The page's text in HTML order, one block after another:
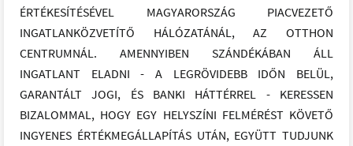
ÉRTÉKESÍTÉSÉVEL MAGYARORSZÁG PIACVEZETŐ
INGATLANKÖZVETÍTŐ HÁLÓZATÁNÁL, AZ OTTHON
CENTRUMNÁL. AMENNYIBEN SZÁNDÉKÁBAN ÁLL
INGATLANT ELADNI - A LEGRÖVIDEBB IDŐN BELÜL,
GARANTÁLT JOGI, ÉS BANKI HÁTTÉRREL - KERESSEN
BIZALOMMAL, HOGY EGY HELYSZÍNI FELMÉRÉST KÖVETŐ
INGYENES ÉRTÉKMEGÁLLAPÍTÁS UTÁN, EGYÜTT TUDJUNK